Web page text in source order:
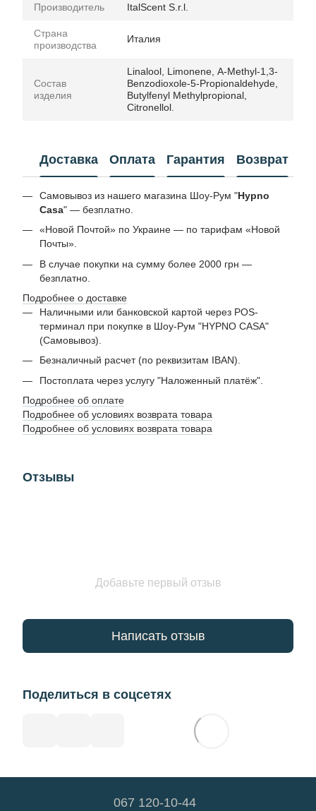
Производитель ItalScent S.r.l.
Страна
производства
Италия
Состав
изделия
Linalool, Limonene, Α-Methyl-1,3-
Benzodioxole-5-Propionaldehyde,
Butylfenyl Methylpropional,
Citronellol.
Доставка Оплата Гарантия Возврат
Самовывоз из нашего магазина Шоу-Рум "Hypno
Casa" — безплатно.
«Новой Почтой» по Украине — по тарифам «Новой
Почты».
В случае покупки на сумму более 2000 грн —
безплатно.
Подробнее о доставке
Наличными или банковской картой через POS-
терминал при покупке в Шоу-Рум "HYPNO CASA"
(Самовывоз).
Безналичный расчет (по реквизитам IBAN).
Постоплата через услугу "Наложенный платёж".
Подробнее об оплате
Подробнее об условиях возврата товара
Подробнее об условиях возврата товара
Отзывы
Добавьте первый отзыв
Написать отзыв
Поделиться в соцсетях
067 120-10-44